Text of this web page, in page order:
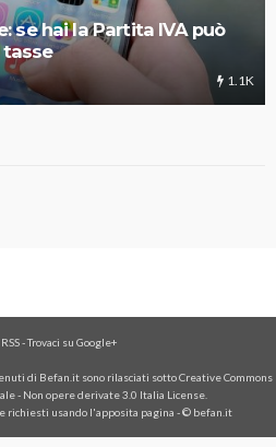
se hai la Partita IVA può
1.1K
RSS-Trovaci su Google+
di Befan.it sono rilasciati sotto Creative Commons
- Non opere derivate 3.0 Italia License.
richiesti usando l'apposita pagina - © befan.it